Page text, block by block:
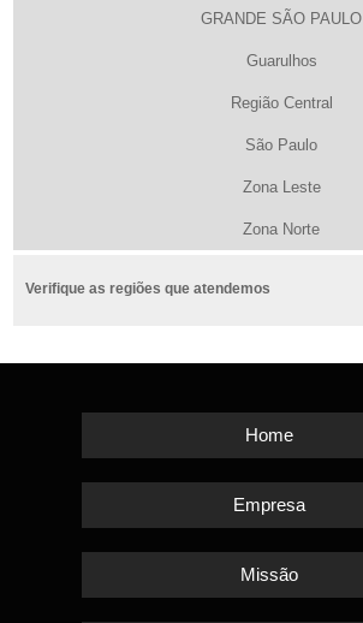
GRANDE SÃO PAULO
Guarulhos
Região Central
São Paulo
Zona Leste
Zona Norte
Verifique as regiões que atendemos
Home
Empresa
Missão